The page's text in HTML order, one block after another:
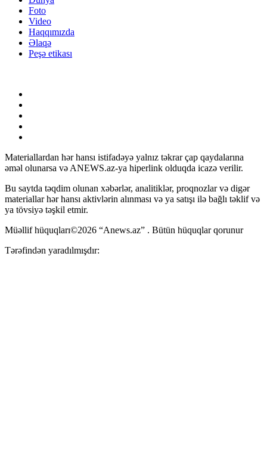
Foto
Video
Haqqımızda
Əlaqə
Peşə etikası
Materiallardan hər hansı istifadəyə yalnız təkrar çap qaydalarına
əməl olunarsa və ANEWS.az-ya hiperlink olduqda icazə verilir.
Bu saytda təqdim olunan xəbərlər, analitiklər, proqnozlar və digər
materiallar hər hansı aktivlərin alınması və ya satışı ilə bağlı təklif və
ya tövsiyə təşkil etmir.
Müəllif hüquqları©2026 “Anews.az” . Bütün hüquqlar qorunur
Tərəfindən yaradılmışdır: